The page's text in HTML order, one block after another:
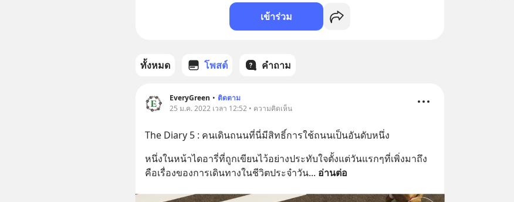
เข้าร่วม
ทั้งหมด โพสต์ คำถาม
EveryGreen • ติดตาม
25 ม.ค. 2022 เวลา 12:52 • ความคิดเห็น
The Diary 5 : คนเดินถนนที่นี่มีสิทธิ์การใช้ถนนเป็นอันดับหนึ่ง
หนึ่งในหน้าไดอารี่ที่ถูกเขียนไว้อย่างประทับใจตั้งแต่วันแรกๆที่เพิ่งมาถึง
คือเรื่องของการเดินทางในชีวิตประจำวัน... อ่านต่อ